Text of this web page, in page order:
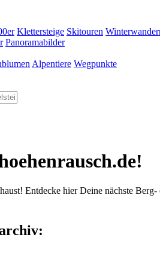
Klettersteige Skitouren
Panoramabilder
Alpentiere Wegpunkte
Entdecke hier Deine nächste